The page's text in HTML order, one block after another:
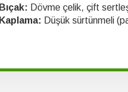
Bıçak: Dövme çelik, çift
Kaplama: Düşük sürtünmeli